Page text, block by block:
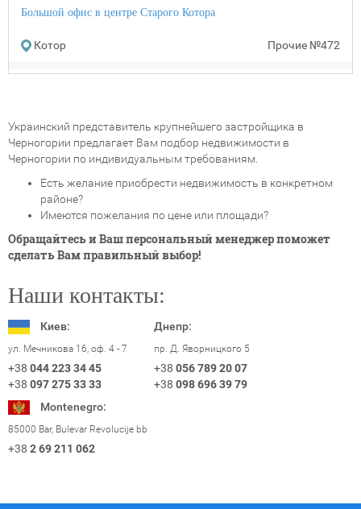
Большой офис в центре Старого Котора
Котор Прочие №472
Украинский представитель крупнейшего застройщика в
Черногории предлагает Вам подбор недвижимости в
Черногории по индивидуальным требованиям.
Есть желание приобрести недвижимость в конкретном
районе?
Имеются пожелания по цене или площади?
Обращайтесь и Ваш персональный менеджер поможет
сделать Вам правильный выбор!
Наши контакты:
Киев:
ул. Мечникова 16, оф. 4 - 7
+38 044 223 34 45
+38 097 275 33 33
Днепр:
пр. Д. Яворницкого 5
+38 056 789 20 07
+38 098 696 39 79
Montenegro:
85000 Bar, Bulevar Revolucije bb
+38 2 69 211 062